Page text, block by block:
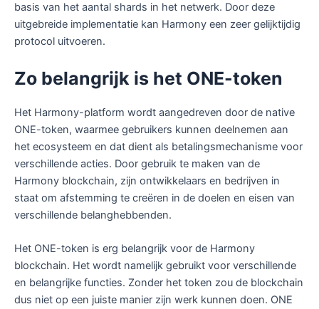
basis van het aantal shards in het netwerk. Door deze
uitgebreide implementatie kan Harmony een zeer gelijktijdig
protocol uitvoeren.
Zo belangrijk is het ONE-token
Het Harmony-platform wordt aangedreven door de native
ONE-token, waarmee gebruikers kunnen deelnemen aan
het ecosysteem en dat dient als betalingsmechanisme voor
verschillende acties. Door gebruik te maken van de
Harmony blockchain, zijn ontwikkelaars en bedrijven in
staat om afstemming te creëren in de doelen en eisen van
verschillende belanghebbenden.
Het ONE-token is erg belangrijk voor de Harmony
blockchain. Het wordt namelijk gebruikt voor verschillende
en belangrijke functies. Zonder het token zou de blockchain
dus niet op een juiste manier zijn werk kunnen doen. ONE